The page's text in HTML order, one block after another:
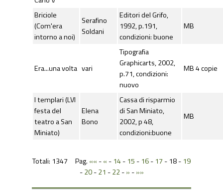
Briciole
(Com'era
intorno a noi)
Serafino
Soldani
Editori del Grifo,
1992, p.191,
condizioni: buone
MB
Era...una volta vari
Tipografia
Graphicarts, 2002,
p.71, condizioni:
nuovo
MB 4 copie
I templari (LVI
festa del
teatro a San
Miniato)
Elena
Bono
Cassa di risparmio
di San Miniato,
2002, p 48,
condizioni:buone
MB
Totali: 1347 Pag. «« -« - 14- 15 - 16- 17 - 18- 19
-20-21 -22-» -»»